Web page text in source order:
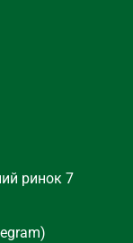
ринок 7